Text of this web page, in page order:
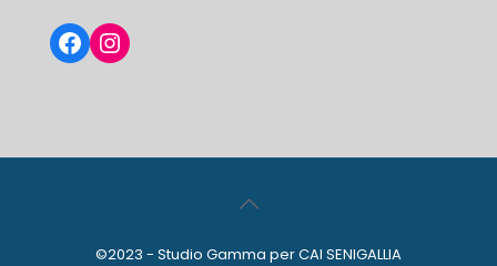
Facebook
Instagram
©2023 - Studio Gamma per CAI SENIGALLIA